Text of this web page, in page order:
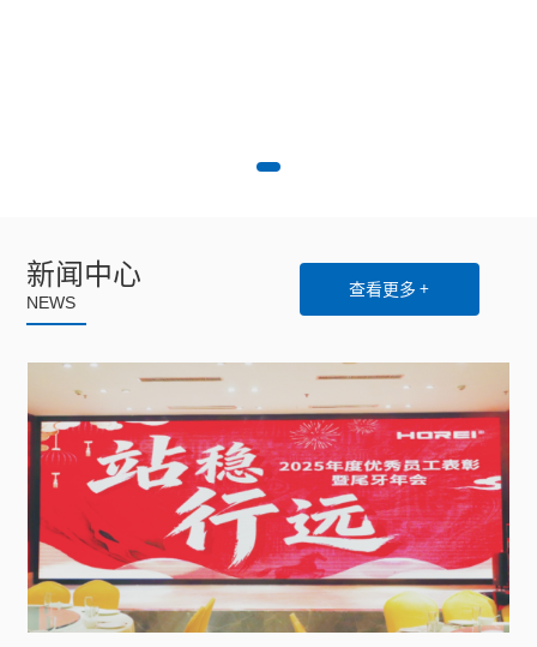
新闻中心
NEWS
查看更多 +